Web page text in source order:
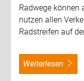
Radwege können
nutzen allen
Radstreifen auf
weiterlesen